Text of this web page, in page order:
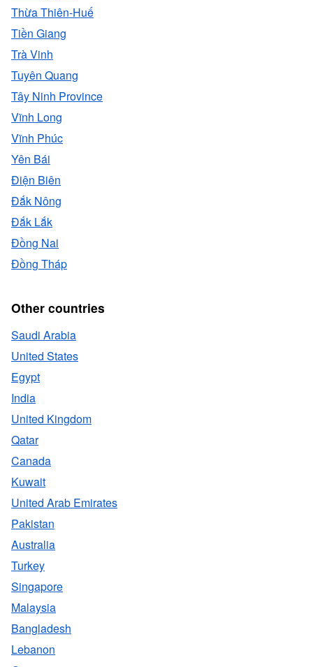
Thừa Thiên-Huế
Tiền Giang
Trà Vinh
Tuyên Quang
Tây Ninh Province
Vĩnh Long
Vĩnh Phúc
Yên Bái
Ðiện Biên
Ðắk Nông
Đắk Lắk
Đồng Nai
Đồng Tháp
Other countries
Saudi Arabia
United States
Egypt
India
United Kingdom
Qatar
Canada
Kuwait
United Arab Emirates
Pakistan
Australia
Turkey
Singapore
Malaysia
Bangladesh
Lebanon